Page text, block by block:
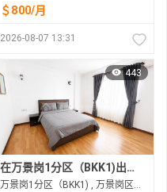
＄800/月
2026-08-07 13:31
443
在万景岗1分区（BKK1)出租的现房公寓
万景岗1分区（BKK1) , 万景岗区（BKK) , 金边市